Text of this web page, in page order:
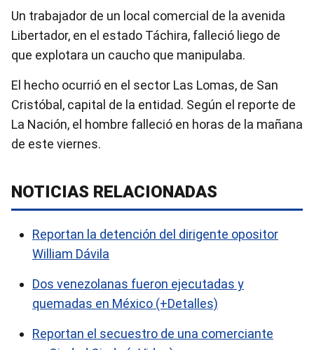
Un trabajador de un local comercial de la avenida
Libertador, en el estado Táchira, falleció liego de
que explotara un caucho que manipulaba.
El hecho ocurrió en el sector Las Lomas, de San
Cristóbal, capital de la entidad. Según el reporte de
La Nación, el hombre falleció en horas de la mañana
de este viernes.
NOTICIAS RELACIONADAS
Reportan la detención del dirigente opositor
William Dávila
Dos venezolanas fueron ejecutadas y
quemadas en México (+Detalles)
Reportan el secuestro de una comerciante